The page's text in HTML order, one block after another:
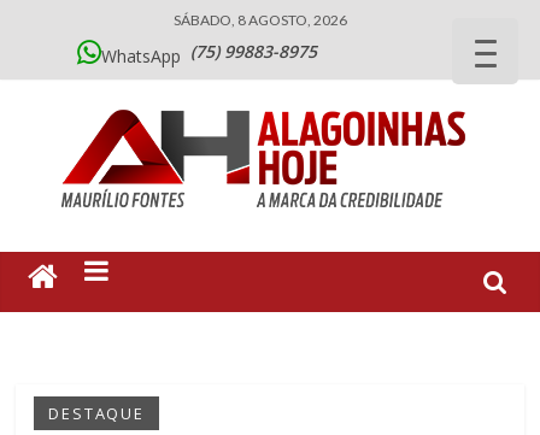
SÁBADO, 8 AGOSTO, 2026
WhatsApp (75) 99883-8975
DESTAQUE